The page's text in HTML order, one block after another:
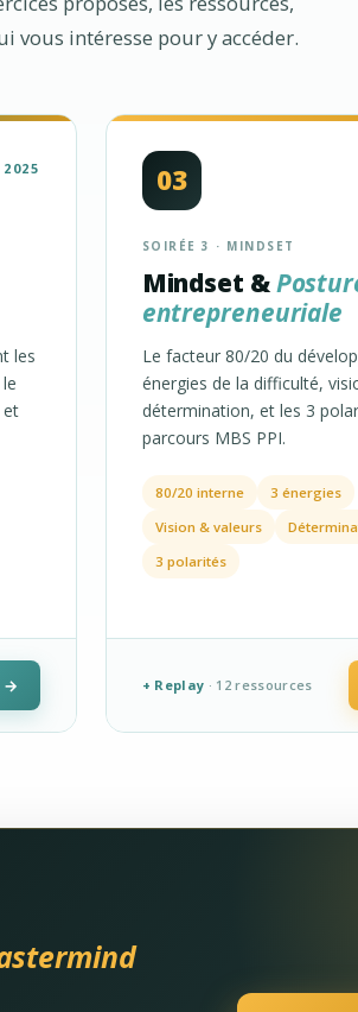
vous intéresse pour y accéder.
les
et
→
03
SOIRÉE 3 · MINDSET
Mindset &
entrepreneuriale
Le facteur 80/20 du
énergies de la difficulté,
détermination, et les 3
parcours MBS PPI.
80/20 interne
3 énergies
Vision & valeurs
3 polarités
+ Replay · 12 ressources